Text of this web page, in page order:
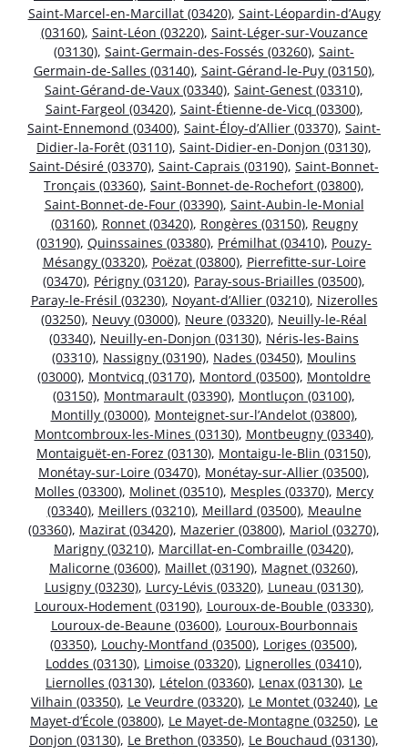
Saint-Marcel-en-Marcillat (03420), Saint-Léopardin-d’Augy
(03160), Saint-Léon (03220), Saint-Léger-sur-Vouzance
(03130), Saint-Germain-des-Fossés (03260), Saint-
Germain-de-Salles (03140), Saint-Gérand-le-Puy (03150),
Saint-Gérand-de-Vaux (03340), Saint-Genest (03310),
Saint-Fargeol (03420), Saint-Étienne-de-Vicq (03300),
Saint-Ennemond (03400), Saint-Éloy-d’Allier (03370), Saint-
Didier-la-Forêt (03110), Saint-Didier-en-Donjon (03130),
Saint-Désiré (03370), Saint-Caprais (03190), Saint-Bonnet-
Tronçais (03360), Saint-Bonnet-de-Rochefort (03800),
Saint-Bonnet-de-Four (03390), Saint-Aubin-le-Monial
(03160), Ronnet (03420), Rongères (03150), Reugny
(03190), Quinssaines (03380), Prémilhat (03410), Pouzy-
Mésangy (03320), Poëzat (03800), Pierrefitte-sur-Loire
(03470), Périgny (03120), Paray-sous-Briailles (03500),
Paray-le-Frésil (03230), Noyant-d’Allier (03210), Nizerolles
(03250), Neuvy (03000), Neure (03320), Neuilly-le-Réal
(03340), Neuilly-en-Donjon (03130), Néris-les-Bains
(03310), Nassigny (03190), Nades (03450), Moulins
(03000), Montvicq (03170), Montord (03500), Montoldre
(03150), Montmarault (03390), Montluçon (03100),
Montilly (03000), Monteignet-sur-l’Andelot (03800),
Montcombroux-les-Mines (03130), Montbeugny (03340),
Montaiguët-en-Forez (03130), Montaigu-le-Blin (03150),
Monétay-sur-Loire (03470), Monétay-sur-Allier (03500),
Molles (03300), Molinet (03510), Mesples (03370), Mercy
(03340), Meillers (03210), Meillard (03500), Meaulne
(03360), Mazirat (03420), Mazerier (03800), Mariol (03270),
Marigny (03210), Marcillat-en-Combraille (03420),
Malicorne (03600), Maillet (03190), Magnet (03260),
Lusigny (03230), Lurcy-Lévis (03320), Luneau (03130),
Louroux-Hodement (03190), Louroux-de-Bouble (03330),
Louroux-de-Beaune (03600), Louroux-Bourbonnais
(03350), Louchy-Montfand (03500), Loriges (03500),
Loddes (03130), Limoise (03320), Lignerolles (03410),
Liernolles (03130), Lételon (03360), Lenax (03130), Le
Vilhain (03350), Le Veurdre (03320), Le Montet (03240), Le
Mayet-d’École (03800), Le Mayet-de-Montagne (03250), Le
Donjon (03130), Le Brethon (03350), Le Bouchaud (03130),